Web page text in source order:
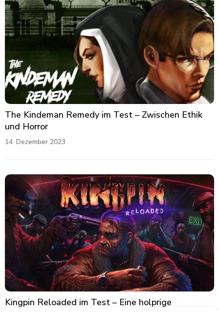
The Kindeman Remedy im Test – Zwischen Ethik
und Horror
14. Dezember 2023
Kingpin Reloaded im Test – Eine holprige